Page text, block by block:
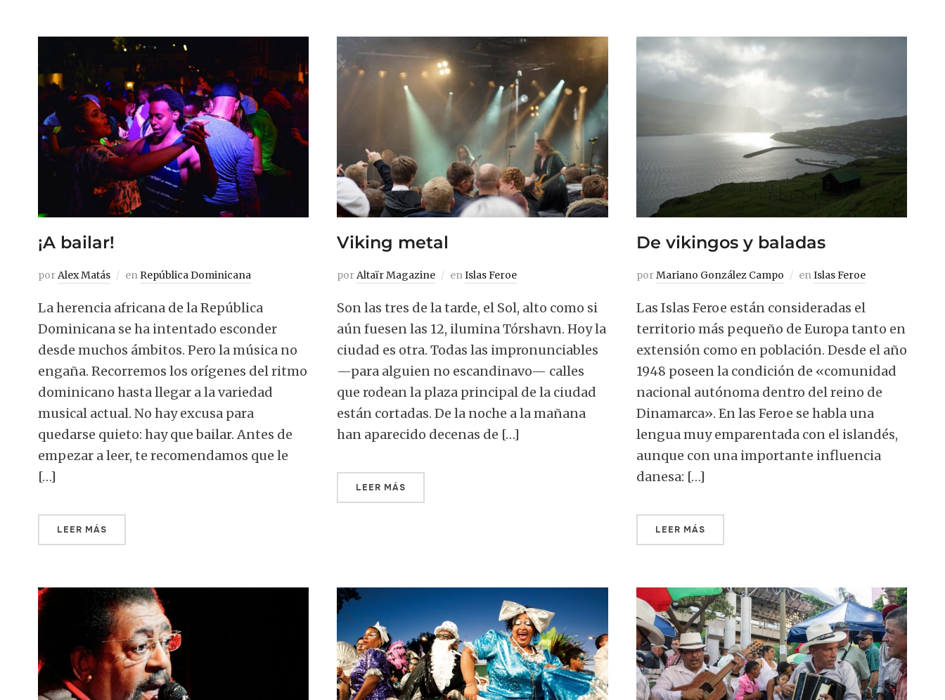
¡A bailar!
porAlex Matás en República Dominicana
La herencia africana de la República
Dominicana se ha intentado esconder
desde muchos ámbitos. Pero la música no
engaña. Recorremos los orígenes del ritmo
dominicano hasta llegar a la variedad
musical actual. No hay excusa para
quedarse quieto: hay que bailar. Antes de
empezar a leer, te recomendamos que le
[…]
LEER MÁS
Viking metal
porAltaïr Magazine enIslas Feroe
Son las tres de la tarde, el Sol, alto como si
aún fuesen las 12, ilumina Tórshavn. Hoy la
ciudad es otra. Todas las impronunciables
—para alguien no escandinavo— calles
que rodean la plaza principal de la ciudad
están cortadas. De la noche a la mañana
han aparecido decenas de […]
LEER MÁS
De vikingos y baladas
porMariano González Campo enIslas Feroe
Las Islas Feroe están consideradas el
territorio más pequeño de Europa tanto en
extensión como en población. Desde el año
1948 poseen la condición de «comunidad
nacional autónoma dentro del reino de
Dinamarca». En las Feroe se habla una
lengua muy emparentada con el islandés,
aunque con una importante influencia
danesa: […]
LEER MÁS